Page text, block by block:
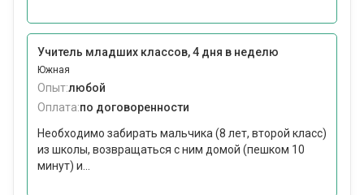
Учитель младших классов, 4 дня в неделю
Южная
Опыт:любой
Оплата:по договоренности
Необходимо забирать мальчика (8 лет, второй класс)
из школы, возвращаться с ним домой (пешком 10
минут) и...